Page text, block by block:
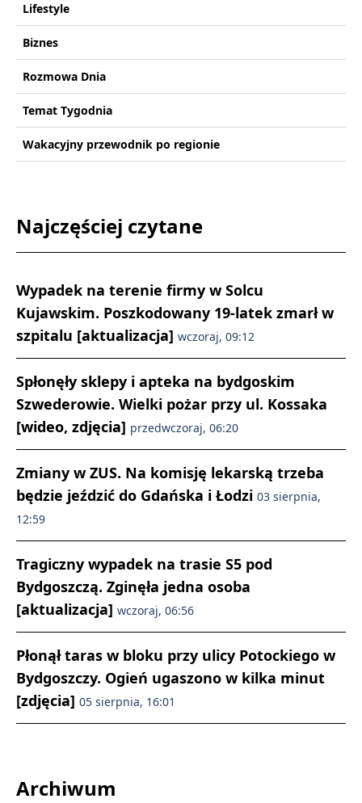
Lifestyle
Biznes
Rozmowa Dnia
Temat Tygodnia
Wakacyjny przewodnik po regionie
Najczęściej czytane
Wypadek na terenie firmy w Solcu
Kujawskim. Poszkodowany 19-latek zmarł w
szpitalu [aktualizacja] wczoraj, 09:12
Spłonęły sklepy i apteka na bydgoskim
Szwederowie. Wielki pożar przy ul. Kossaka
[wideo, zdjęcia] przedwczoraj, 06:20
Zmiany w ZUS. Na komisję lekarską trzeba
będzie jeździć do Gdańska i Łodzi 03 sierpnia,
12:59
Tragiczny wypadek na trasie S5 pod
Bydgoszczą. Zginęła jedna osoba
[aktualizacja] wczoraj, 06:56
Płonął taras w bloku przy ulicy Potockiego w
Bydgoszczy. Ogień ugaszono w kilka minut
[zdjęcia] 05 sierpnia, 16:01
Archiwum